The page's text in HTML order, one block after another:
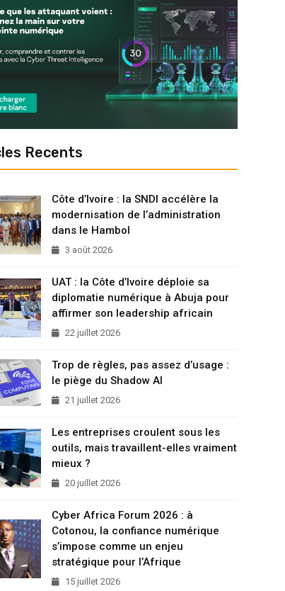
Recents
Côte d’Ivoire : la SNDI accélère la
modernisation de l’administration
dans le Hambol
3 août 2026
UAT : la Côte d’Ivoire déploie sa
diplomatie numérique à Abuja pour
affirmer son leadership africain
22 juillet 2026
Trop de règles, pas assez d’usage :
le piège du Shadow AI
21 juillet 2026
Les entreprises croulent sous les
outils, mais travaillent-elles vraiment
mieux ?
20 juillet 2026
Cyber Africa Forum 2026 : à
Cotonou, la confiance numérique
s’impose comme un enjeu
stratégique pour l’Afrique
15 juillet 2026